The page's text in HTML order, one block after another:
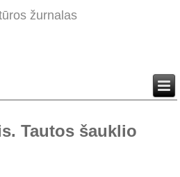
žurnalas
Tautos šauklio